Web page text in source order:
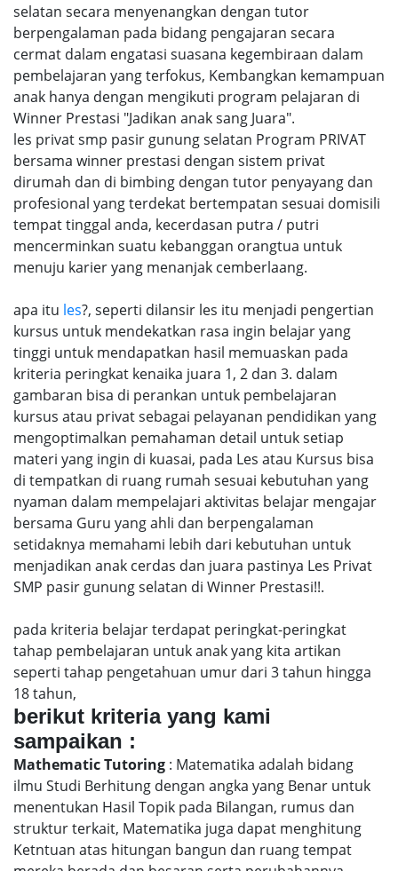
selatan secara menyenangkan dengan tutor
berpengalaman pada bidang pengajaran secara
cermat dalam engatasi suasana kegembiraan dalam
pembelajaran yang terfokus, Kembangkan kemampuan
anak hanya dengan mengikuti program pelajaran di
Winner Prestasi "Jadikan anak sang Juara".
les privat smp pasir gunung selatan Program PRIVAT
bersama winner prestasi dengan sistem privat
dirumah dan di bimbing dengan tutor penyayang dan
profesional yang terdekat bertempatan sesuai domisili
tempat tinggal anda, kecerdasan putra / putri
mencerminkan suatu kebanggan orangtua untuk
menuju karier yang menanjak cemberlaang.
apa itu les?, seperti dilansir les itu menjadi pengertian
kursus untuk mendekatkan rasa ingin belajar yang
tinggi untuk mendapatkan hasil memuaskan pada
kriteria peringkat kenaika juara 1, 2 dan 3. dalam
gambaran bisa di perankan untuk pembelajaran
kursus atau privat sebagai pelayanan pendidikan yang
mengoptimalkan pemahaman detail untuk setiap
materi yang ingin di kuasai, pada Les atau Kursus bisa
di tempatkan di ruang rumah sesuai kebutuhan yang
nyaman dalam mempelajari aktivitas belajar mengajar
bersama Guru yang ahli dan berpengalaman
setidaknya memahami lebih dari kebutuhan untuk
menjadikan anak cerdas dan juara pastinya Les Privat
SMP pasir gunung selatan di Winner Prestasi!!.
pada kriteria belajar terdapat peringkat-peringkat
tahap pembelajaran untuk anak yang kita artikan
seperti tahap pengetahuan umur dari 3 tahun hingga
18 tahun,
berikut kriteria yang kami
sampaikan :
Mathematic Tutoring : Matematika adalah bidang
ilmu Studi Berhitung dengan angka yang Benar untuk
menentukan Hasil Topik pada Bilangan, rumus dan
struktur terkait, Matematika juga dapat menghitung
Ketntuan atas hitungan bangun dan ruang tempat